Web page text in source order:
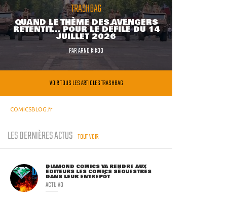
TRASHBAG
QUAND LE THÈME DES AVENGERS
RETENTIT... POUR LE DÉFILÉ DU 14
JUILLET 2026
PARARNO KIKOO
VOIR TOUS LES ARTICLES TRASHBAG
COMICSBLOG.fr
LES DERNIÈRES ACTUS TOUT VOIR
DIAMOND COMICS VA RENDRE AUX
ÉDITEURS LES COMICS SÉQUESTRÉS
DANS LEUR ENTREPÔT
ACTU VO